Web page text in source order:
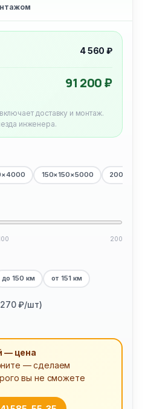
150×150×5000
200
до 150 км от 151 км
270₽/шт)
4 560 ₽
91 200 ₽
доставку и монтаж.
инженера.
— цена
— сделаем
вы не сможете